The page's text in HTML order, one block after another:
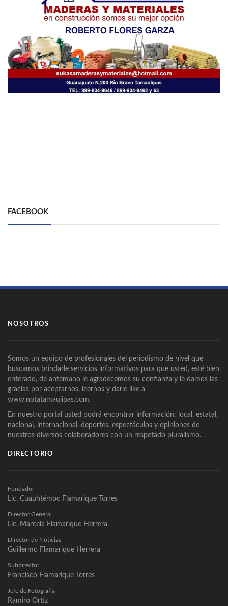
FACEBOOK
NOSOTROS
Somos un equipo de profesionales del periodismo de nivel que
buscamos brindarle servicios informativos para que usted, esté bien
enterado, de antemano le agradecemos su confianza y le damos las
gracias por aceptarnos, leernos y darle like a
www.notatamaulipas.com.
En nuestro portal usted podrá encontrar información: local, estatal,
nacional, internacional, deportes, espectáculos y opiniones de
nuestros diversos colaboradores con un respetado pluralismo.
DIRECTORIO
Fundador
Lic. Cuauhtémoc Flamarique Torres
Director General
Lic. Marcela Flamarique Herrera
Director de Noticias
Guillermo Flamarique Herrera
Subdirector
Francisco Flamarique Torres
Jefe de Fotografía
Ramiro Ortíz